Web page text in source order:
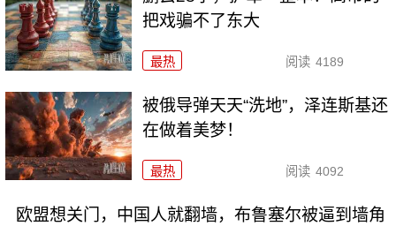
把戏骗不了东大
最热 阅读 4189
被俄导弹天天“洗地”，泽连斯基还
在做着美梦！
最热 阅读 4092
欧盟想关门，中国人就翻墙，布鲁塞尔被逼到墙角